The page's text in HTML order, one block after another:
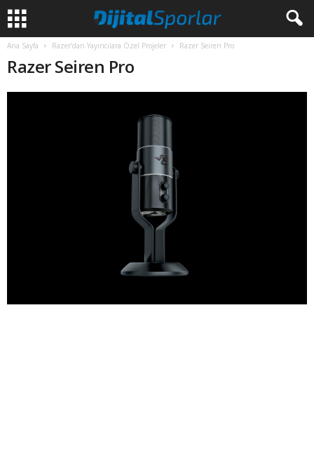
Ana Sayfa Razer’dan Yayıncılara Özel Projeler Razer Seiren Pro
Razer Seiren Pro